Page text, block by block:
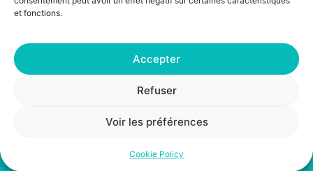
et fonctions.
Accepter
Refuser
Voir les préférences
Cookie Policy
Je m'abonne à la newsletter Visuelligence
Cookie Policy (EU) Conditions générales
Aurore de l'Orée de la Comm'